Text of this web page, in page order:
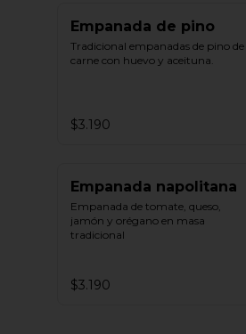
Empanada de pino
Tradicional empanadas de pino de
carne con huevo y aceituna.
$3.190
Empanada napolitana
Empanada de tomate, queso,
jamón y orégano en masa
tradicional
$3.190